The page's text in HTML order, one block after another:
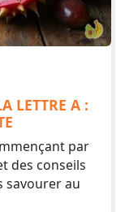
LETTRE A :
par
des conseils
savourer au